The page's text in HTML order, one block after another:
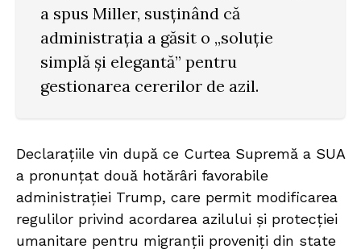
a spus Miller, susținând că
administrația a găsit o „soluție
simplă și elegantă” pentru
gestionarea cererilor de azil.
Declarațiile vin după ce Curtea Supremă a SUA
a pronunțat două hotărâri favorabile
administrației Trump, care permit modificarea
regulilor privind acordarea azilului și protecției
umanitare pentru migranții proveniți din state